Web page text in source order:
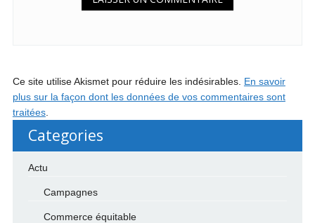
Ce site utilise Akismet pour réduire les indésirables. En savoir
plus sur la façon dont les données de vos commentaires sont
traitées.
Categories
Actu
Campagnes
Commerce équitable